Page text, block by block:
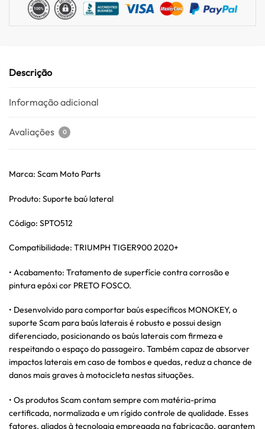
Descrição
Informação adicional
Avaliações 0
Marca: Scam Moto Parts
Produto: Suporte baú lateral
Código: SPTO512
Compatibilidade: TRIUMPH TIGER900 2020+
• Acabamento: Tratamento de superfície contra corrosão e
pintura epóxi cor PRETO FOSCO.
• Desenvolvido para comportar baús específicos MONOKEY, o
suporte Scam para baús laterais é robusto e possui design
diferenciado, posicionando os baús laterais com firmeza e
respeitando o espaço do passageiro. Também capaz de absorver
impactos laterais em caso de tombos e quedas, reduz a chance de
danos mais graves à motocicleta nestas situações.
• Os produtos Scam contam sempre com matéria-prima
certificada, normalizada e um rígido controle de qualidade. Esses
fatores, aliados à tecnologia empregada na fabricação, garantem